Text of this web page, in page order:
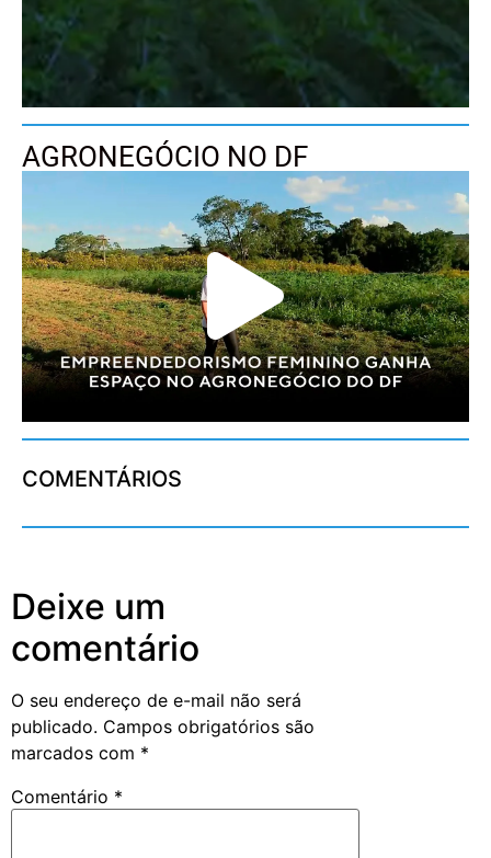
AGRONEGÓCIO NO DF
COMENTÁRIOS
Deixe um
comentário
O seu endereço de e-mail não será
publicado. Campos obrigatórios são
marcados com *
Comentário *